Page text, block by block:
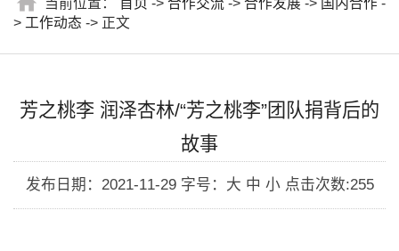
当前位置： 首页 -> 合作交流 -> 合作发展 -> 国内合作 -
> 工作动态 -> 正文
芳之桃李 润泽杏林/“芳之桃李”团队捐背后的
故事
发布日期：2021-11-29 字号：大 中 小 点击次数:255